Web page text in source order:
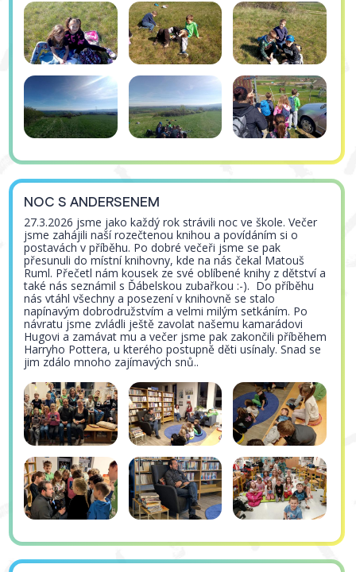
NOC S ANDERSENEM
27.3.2026 jsme jako každý rok strávili noc ve škole. Večer
jsme zahájili naší rozečtenou knihou a povídáním si o
postavách v příběhu. Po dobré večeři jsme se pak
přesunuli do místní knihovny, kde na nás čekal Matouš
Ruml. Přečetl nám kousek ze své oblíbené knihy z dětství a
také nás seznámil s Ďábelskou zubařkou :-). Do příběhu
nás vtáhl všechny a posezení v knihovně se stalo
napínavým dobrodružstvím a velmi milým setkáním. Po
návratu jsme zvládli ještě zavolat našemu kamarádovi
Hugovi a zamávat mu a večer jsme pak zakončili příběhem
Harryho Pottera, u kterého postupně děti usínaly. Snad se
jim zdálo mnoho zajímavých snů..